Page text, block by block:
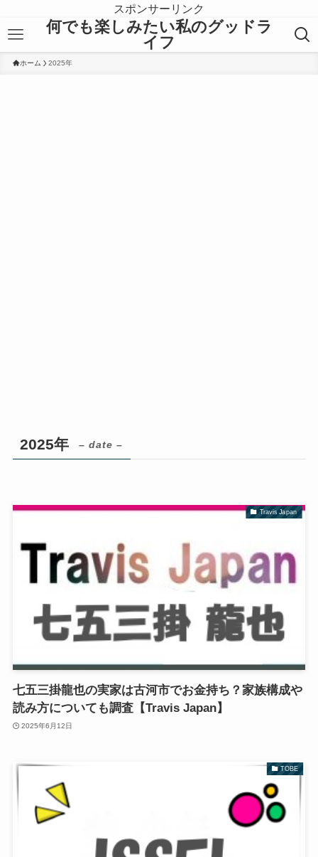
スポンサーリンク
何でも楽しみたい私のグッドラ
イフ
ホーム 2025年
2025年 – date –
Travis Japan
七五三掛龍也の実家は古河市でお金持ち？家族構成や
読み方についても調査【Travis Japan】
2025年6月12日
TOBE